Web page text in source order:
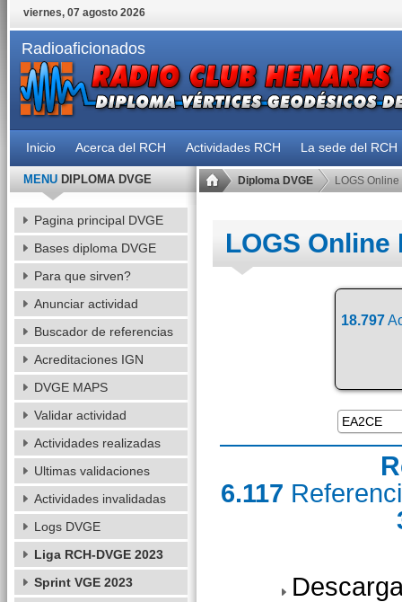
viernes, 07 agosto 2026
Radioaficionados
Inicio Acerca del RCH Actividades RCH La sede del RCH
Diploma DVGE LOGS Online
LOGS Online
18.797
6.117
MENUDIPLOMA DVGE
Pagina principal DVGE
Bases diploma DVGE
Para que sirven?
Anunciar actividad
Buscador de referencias
Acreditaciones IGN
DVGE MAPS
Validar actividad
Actividades realizadas
Ultimas validaciones
Actividades invalidadas
Logs DVGE
Liga RCH-DVGE 2023
Sprint VGE 2023